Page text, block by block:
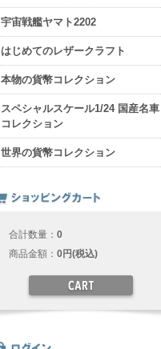
宇宙戦艦ヤマト2202
はじめてのレザークラフト
本物の貨幣コレクション
スペシャルスケール1/24 国産名車
コレクション
世界の貨幣コレクション
合計数量： 0
商品金額： 0円(税込)